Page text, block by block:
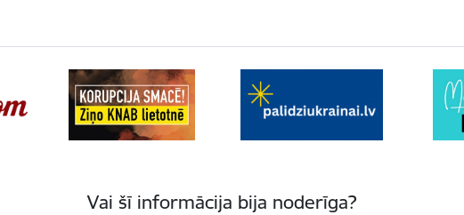
Vai šī informācija bija noderīga?